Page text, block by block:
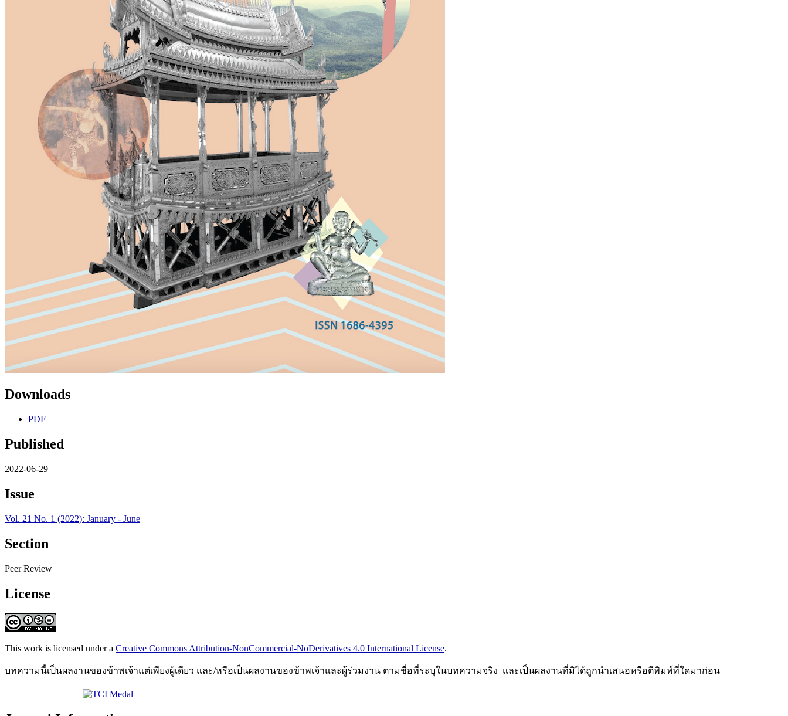
Downloads
PDF
Published
2022-06-29
Issue
Vol. 21 No. 1 (2022): January - June
Section
Peer Review
License
This work is licensed under a Creative Commons Attribution-NonCommercial-NoDerivatives 4.0 International License.
บทความนี้เป็นผลงานของข้าพเจ้าแต่เพียงผู้เดียว และ/หรือเป็นผลงานของข้าพเจ้าและผู้ร่วมงาน ตามชื่อที่ระบุในบทความจริง และเป็นผลงานที่มิได้ถูกนำเสนอหรือตีพิมพ์ที่ใดมาก่อน